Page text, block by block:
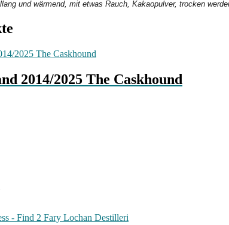
und wärmend, mit etwas Rauch, Kakaopulver, trocken
2014/2025 The Caskhound